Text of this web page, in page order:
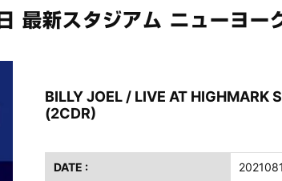
ドイツ ROCK AM RING 公演 FHD 完全収録！
年8月3日 ドイツ W.O.A. 公演 FHD 完全収録！
日 コロラド州 2公演 SBD 完全収録！
ジロック’24公演 超高音質AI-SBD！
22日 英リーズ公演 超高音質IEM+Aud！
3月24日 100Aniv. 米M.S.G公演 完全収録！
新スタジアム ニューヨー
BILLY JOEL / LIVE AT HIGHMARK
(2CDR)
DATE :